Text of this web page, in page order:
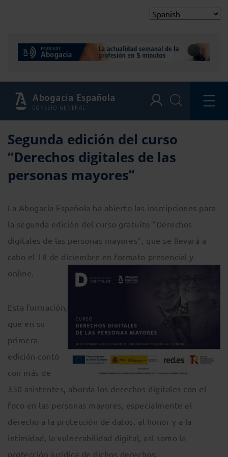
Abogacía Española
CONSEJO GENERAL
Segunda edición del curso
“Derechos digitales de las
personas mayores”
La Abogacía Española ha abierto las inscripciones para
la segunda edición del curso gratuito “Derechos
digitales de las personas mayores”, que se llevará a
cabo el 18 de diciembre en formato presencial y
online.
Esta formación,
que en su
primera
edición contó
con más de
350 asistentes, aborda los derechos digitales con el
foco en las personas mayores, especialmente el
derecho a la protección de datos, al honor y a la
intimidad, la vulnerabilidad digital, así somo la
protección jurídica de dichos derechos.